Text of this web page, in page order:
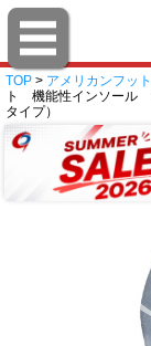
TOP > アメリカンフッ
ト 機能性インソール
タイプ）